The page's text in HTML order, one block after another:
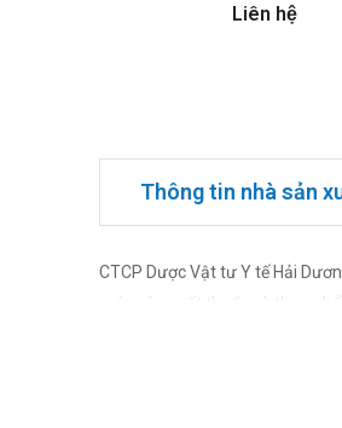
Liên hệ
Thông tin nhà sản
CTCP Dược Vật tư Y tế Hải
máy sản xuất thuốc và thực